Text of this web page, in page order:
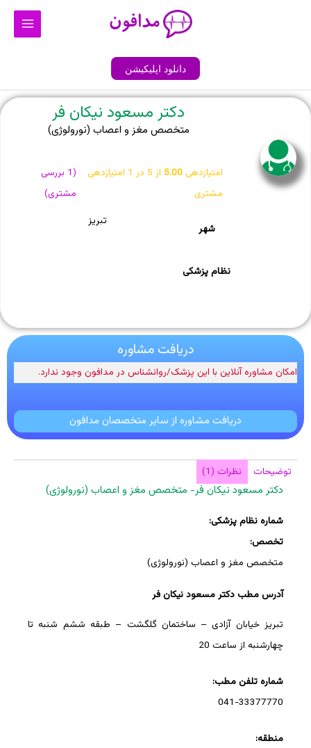
Main
دانلود اپلیکیشن
دکتر مسعود نیکان فر
متخصص مغز و اعصاب (نورولوژی)
امتیازدهی5.00 از 5 در 1 امتیازدهی
مشتری
(
1 بررسی
مشتری)
شهر
تبریز
نظام پزشکی
دریافت مشاوره
امکان مشاوره آنلاین با این پزشک/روانشناس در مدافون وجود ندارد.
دریافت مشاوره از سایر متخصصان مدافون
توضیحات نظرات (1)
دکتر مسعود نیکان فر- متخصص مغز و اعصاب (نورولوژی)
شماره نظام پزشکی:
تخصص:
متخصص مغز و اعصاب (نورولوژی)
آدرس مطب دکتر مسعود نیکان فر
تبریز خیابان آزادی – ساختمان گلگشت – طبقه ششم شنبه تا
چهارشنبه از ساعت 20
شماره تلفن مطب:
041-33377770
منطقه: